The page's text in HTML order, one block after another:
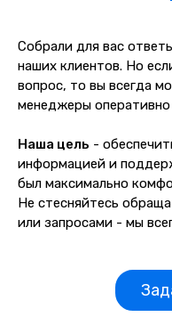
Собрали для вас
наших клиентов. Но
вопрос, то вы всегда
менеджеры
Наша цель -
информацией и
был максимально
Не стесняйтесь
или запросами - мы